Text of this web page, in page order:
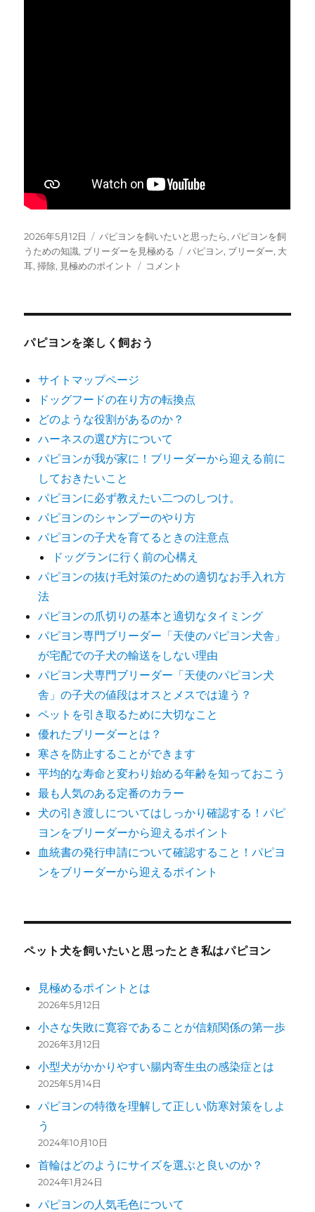
投
稿
日:
2026年5月12日
カ
テ
ゴ
パピヨンを飼いたいと思ったら, パピヨンを飼
うための知識, ブリーダーを見極める
タ
パピヨン, ブリーダー, 大
耳,掃除, 見極めのポイント
見
イ
は
に
コメント
パピヨンを楽しく飼おう
サイトマップページ
ドッグフードの在り方の転換点
どのような役割があるのか？
ハーネスの選び方について
パピヨンが我が家に！ブリーダーから迎える前に
しておきたいこと
パピヨンに必ず教えたい二つのしつけ。
パピヨンのシャンプーのやり方
パピヨンの子犬を育てるときの注意点
ドッグランに行く前の心構え
パピヨンの抜け毛対策のための適切なお手入れ方
法
パピヨンの爪切りの基本と適切なタイミング
パピヨン専門ブリーダー「天使のパピヨン犬舎」
が宅配での子犬の輸送をしない理由
パピヨン犬専門ブリーダー「天使のパピヨン犬
舎」の子犬の値段はオスとメスでは違う？
ペットを引き取るために大切なこと
優れたブリーダーとは？
寒さを防止することができます
平均的な寿命と変わり始める年齢を知っておこう
最も人気のある定番のカラー
犬の引き渡しについてはしっかり確認する！パピ
ヨンをブリーダーから迎えるポイント
血統書の発行申請について確認すること！パピヨ
ンをブリーダーから迎えるポイント
ペット犬を飼いたいと思ったとき私はパピヨン
見極めるポイントとは
2026年5月12日
小さな失敗に寛容であることが信頼関係の第一歩
2026年3月12日
小型犬がかかりやすい腸内寄生虫の感染症とは
2025年5月14日
パピヨンの特徴を理解して正しい防寒対策をしよ
う
2024年10月10日
首輪はどのようにサイズを選ぶと良いのか？
2024年1月24日
パピヨンの人気毛色について